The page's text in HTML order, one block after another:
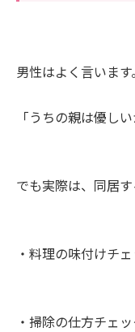
男性はよく言います。
「うちの親は優し
でも実際は、同居
・料理の味付けチ
・掃除の仕方チェッ